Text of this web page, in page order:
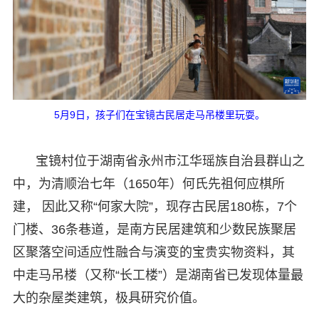
5月9日，孩子们在宝镜古民居走马吊楼里玩耍。
宝镜村位于湖南省永州市江华瑶族自治县群山之
中，为清顺治七年（1650年）何氏先祖何应棋所
建， 因此又称“何家大院”，现存古民居180栋，7个
门楼、36条巷道，是南方民居建筑和少数民族聚居
区聚落空间适应性融合与演变的宝贵实物资料，其
中走马吊楼（又称“长工楼”）是湖南省已发现体量最
大的杂屋类建筑，极具研究价值。